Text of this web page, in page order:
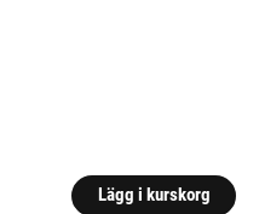
Lägg i kurskorg